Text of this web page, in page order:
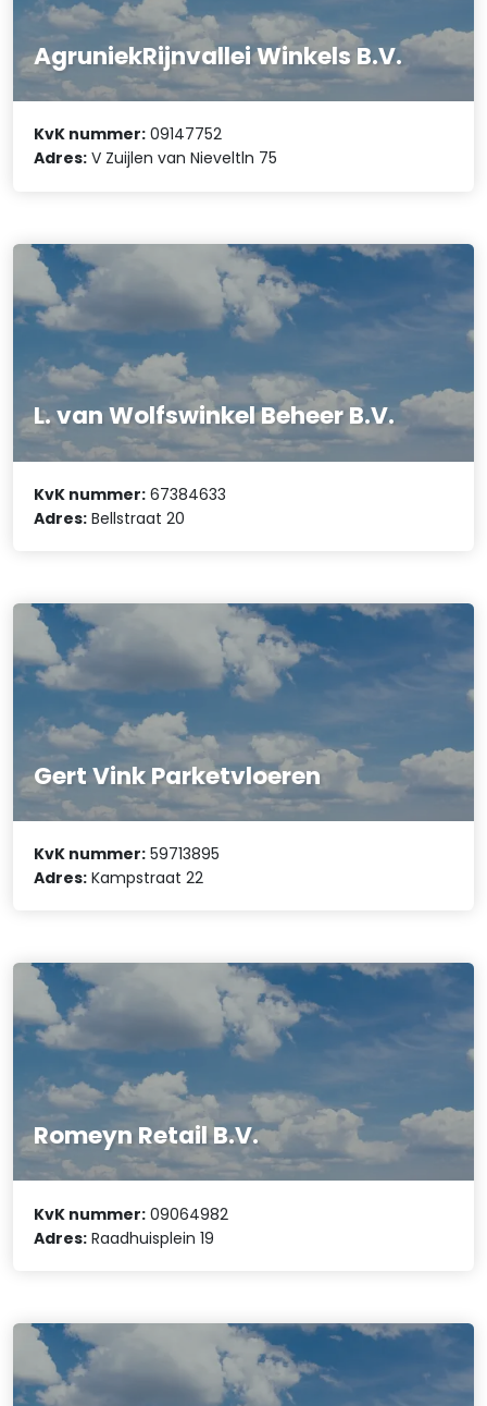
AgruniekRijnvallei Winkels B.V.
KvK nummer: 09147752
Adres: V Zuijlen van Nieveltln 75
L. van Wolfswinkel Beheer B.V.
KvK nummer: 67384633
Adres: Bellstraat 20
Gert Vink Parketvloeren
KvK nummer: 59713895
Adres: Kampstraat 22
Romeyn Retail B.V.
KvK nummer: 09064982
Adres: Raadhuisplein 19